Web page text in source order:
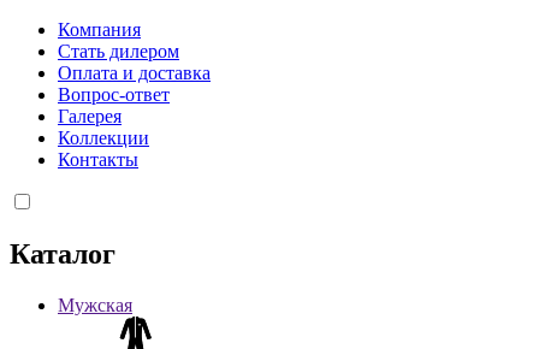
Компания
Стать дилером
Оплата и доставка
Вопрос-ответ
Галерея
Коллекции
Контакты
Каталог
Мужская